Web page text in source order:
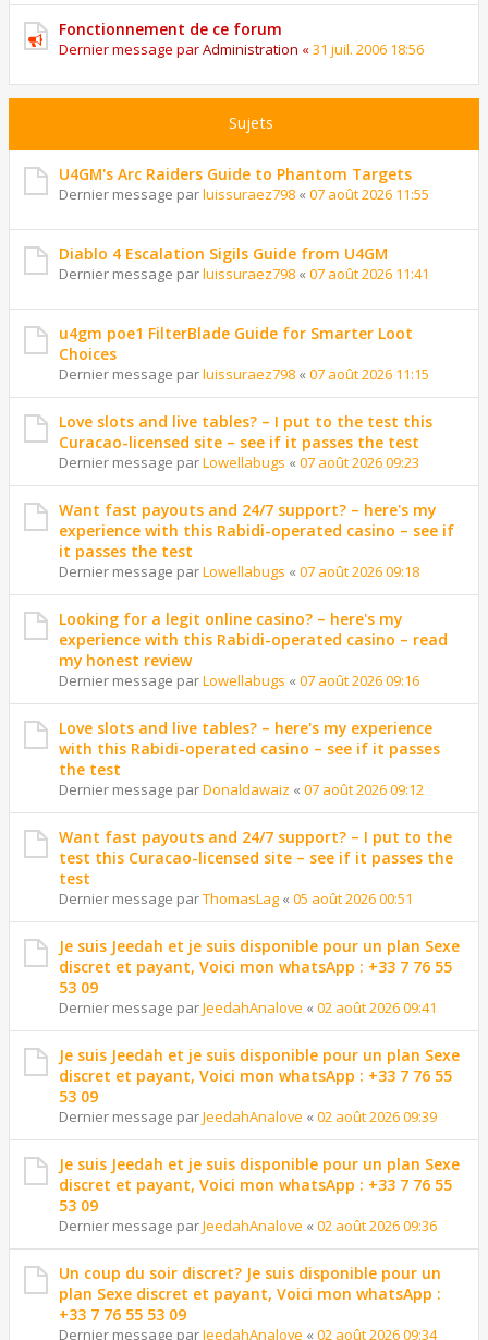
Fonctionnement de ce forum
Dernier message parAdministration «31 juil. 2006 18:56
Sujets
U4GM's Arc Raiders Guide to Phantom Targets
Dernier message parluissuraez798 « 07 août 2026 11:55
Diablo 4 Escalation Sigils Guide from U4GM
Dernier message parluissuraez798 « 07 août 2026 11:41
u4gm poe1 FilterBlade Guide for Smarter Loot
Choices
Dernier message parluissuraez798 « 07 août 2026 11:15
Love slots and live tables? – I put to the test this
Curacao-licensed site – see if it passes the test
Dernier message parLowellabugs « 07 août 2026 09:23
Want fast payouts and 24/7 support? – here's my
experience with this Rabidi-operated casino – see if
it passes the test
Dernier message parLowellabugs « 07 août 2026 09:18
Looking for a legit online casino? – here's my
experience with this Rabidi-operated casino – read
my honest review
Dernier message parLowellabugs « 07 août 2026 09:16
Love slots and live tables? – here's my experience
with this Rabidi-operated casino – see if it passes
the test
Dernier message parDonaldawaiz « 07 août 2026 09:12
Want fast payouts and 24/7 support? – I put to the
test this Curacao-licensed site – see if it passes the
test
Dernier message parThomasLag « 05 août 2026 00:51
Je suis Jeedah et je suis disponible pour un plan Sexe
discret et payant, Voici mon whatsApp : +33 7 76 55
53 09
Dernier message parJeedahAnalove « 02 août 2026 09:41
Je suis Jeedah et je suis disponible pour un plan Sexe
discret et payant, Voici mon whatsApp : +33 7 76 55
53 09
Dernier message parJeedahAnalove « 02 août 2026 09:39
Je suis Jeedah et je suis disponible pour un plan Sexe
discret et payant, Voici mon whatsApp : +33 7 76 55
53 09
Dernier message parJeedahAnalove « 02 août 2026 09:36
Un coup du soir discret? Je suis disponible pour un
plan Sexe discret et payant, Voici mon whatsApp :
+33 7 76 55 53 09
Dernier message parJeedahAnalove « 02 août 2026 09:34